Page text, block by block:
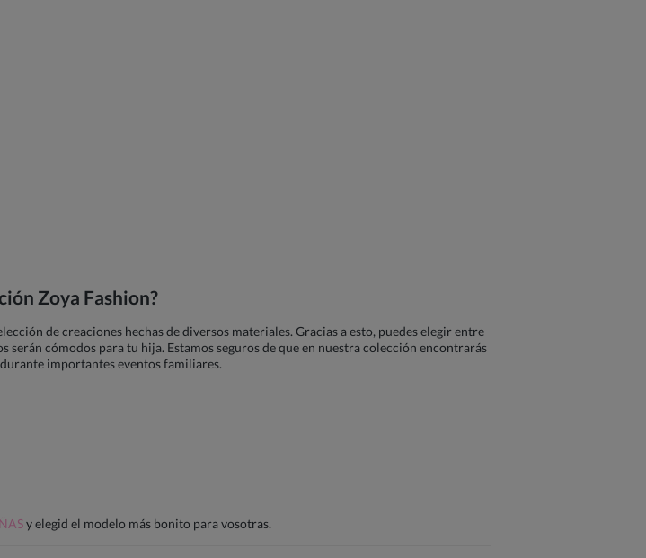
Zoya Fashion?
de creaciones hechas de diversos materiales. Gracias a esto, puedes elegir entre
cómodos para tu hija. Estamos seguros de que en nuestra colección encontrarás
importantes eventos familiares.
y elegid el modelo más bonito para vosotras.